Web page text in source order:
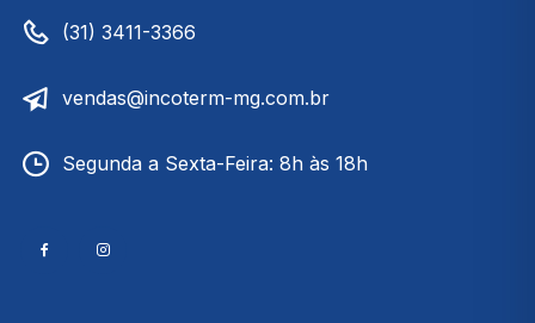
(31) 3411-3366
vendas@incoterm-mg.com.br
Segunda a Sexta-Feira: 8h às 18h